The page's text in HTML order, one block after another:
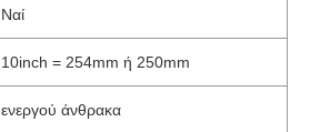
Ναί
10inch = 254mm ή 250mm
ενεργού άνθρακα